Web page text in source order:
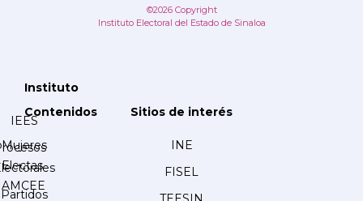
©2026 Copyright
Instituto Electoral del Estado de Sinaloa
Instituto
IEES
Partidos
Contenidos
Mujeres
Electas
AMCEE
Sitios de interés
INE
FISEL